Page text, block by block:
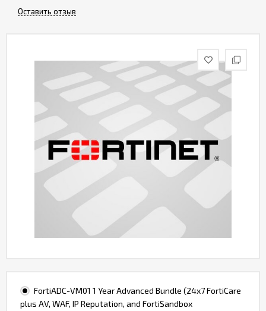
Оставить отзыв
FortiADC-VM01 1 Year Advanced Bundle (24x7 FortiCare
plus AV, WAF, IP Reputation, and FortiSandbox